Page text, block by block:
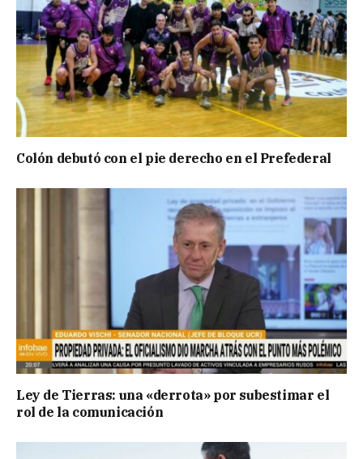
Colón debutó con el pie derecho en el Prefederal
Ley de Tierras: una «derrota» por subestimar el
rol de la comunicación